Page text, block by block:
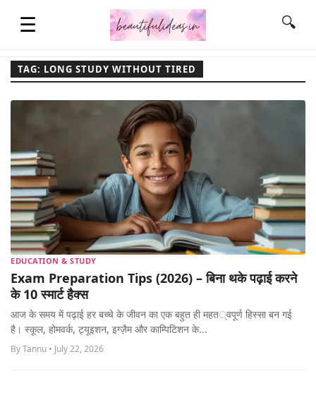
☰
LIFESTYLE
FASHION & STYLE
CONTACT NAME IDEAS
MORE
🔍
TAG: LONG STUDY WITHOUT TIRED
EDUCATION & STUDY
Exam Preparation Tips (2026) – बिना थके पढ़ाई करने
के 10 स्मार्ट हैक्स
आज के समय में पढ़ाई हर बच्चे के जीवन का एक बहुत ही महत्वपूर्ण हिस्सा बन गई
है। स्कूल, होमवर्क, ट्यूइशन, इग्ज़ैम और काम्पिटिशन के...
By Tannu • July 22, 2026